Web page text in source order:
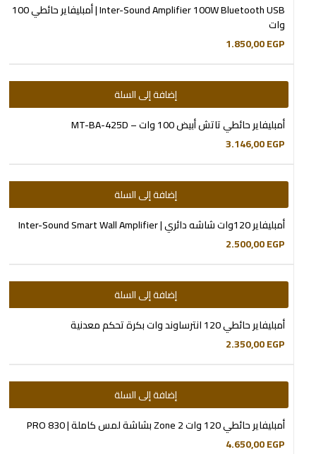
Inter-Sound Amplifier 100W Bluetooth USB | أمبليفاير حائطي 100
وات
1.850,00EGP
إضافة إلى السلة
أمبليفاير حائطي تاتش أبيض 100 وات – MT-BA-425D
3.146,00EGP
إضافة إلى السلة
أمبليفاير 120وات شاشه دائري | Inter-Sound Smart Wall Amplifier
2.500,00EGP
إضافة إلى السلة
أمبليفاير حائطي 120 انترساوند وات بكرة تحكم معدنية
2.350,00EGP
إضافة إلى السلة
أمبليفاير حائطي 120 وات 2 Zone بشاشة لمس كاملة | 830 PRO
4.650,00EGP